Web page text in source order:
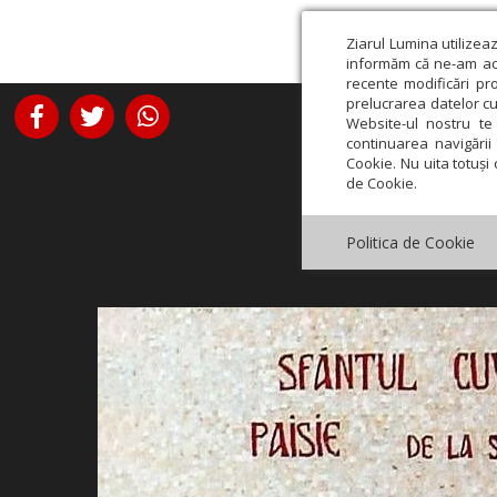
Ziarul Lumina
informăm că ne-am
recente modificări
prelucrarea datelor
Website-ul nostru
continuarea
Cookie. Nu uita
de Cookie.
Politica de Cookie